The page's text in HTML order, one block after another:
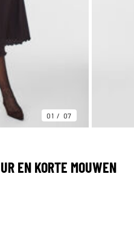
01 07
EN KORTE MOUWEN